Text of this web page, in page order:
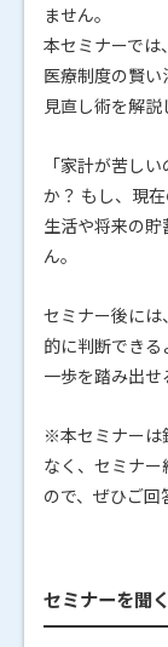
ません。
本セミナーで
医療制度の賢
見直し術を解説
「家計が苦し
か？ もし、現
生活や将来の
ん。
セミナー後に
的に判断でき
一歩を踏み出せ
※本セミナーは
なく、セミナ
ので、ぜひご回
セミナーを聞